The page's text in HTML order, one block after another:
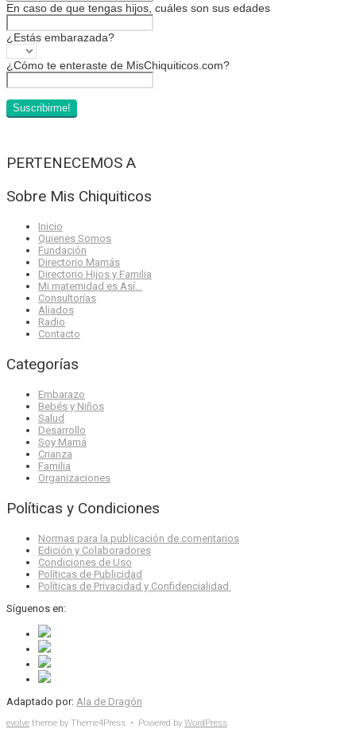
En caso de que tengas hijos, cuáles son sus edades
¿Estás embarazada?
¿Cómo te enteraste de MisChiquiticos.com?
PERTENECEMOS A
Sobre Mis Chiquiticos
Inicio
Quienes Somos
Fundación
Directorio Mamás
Directorio Hijos y Familia
Mi maternidad es Así…
Consultorías
Aliados
Radio
Contacto
Categorías
Embarazo
Bebés y Niños
Salud
Desarrollo
Soy Mamá
Crianza
Familia
Organizaciones
Políticas y Condiciones
Normas para la publicación de comentarios
Edición y Colaboradores
Condiciones de Uso
Políticas de Publicidad
Políticas de Privacidad y Confidencialidad
Síguenos en:
Adaptado por: Ala de Dragón
evolve theme by Theme4Press • Powered by WordPress